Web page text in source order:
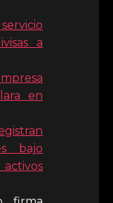
a
en
bajo